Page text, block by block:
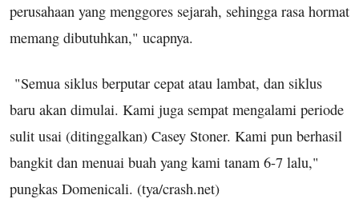
perusahaan yang menggores sejarah, sehingga rasa hormat
memang dibutuhkan," ucapnya.
"Semua siklus berputar cepat atau lambat, dan siklus
baru akan dimulai. Kami juga sempat mengalami periode
sulit usai (ditinggalkan) Casey Stoner. Kami pun berhasil
bangkit dan menuai buah yang kami tanam 6-7 lalu,"
pungkas Domenicali. (tya/crash.net)